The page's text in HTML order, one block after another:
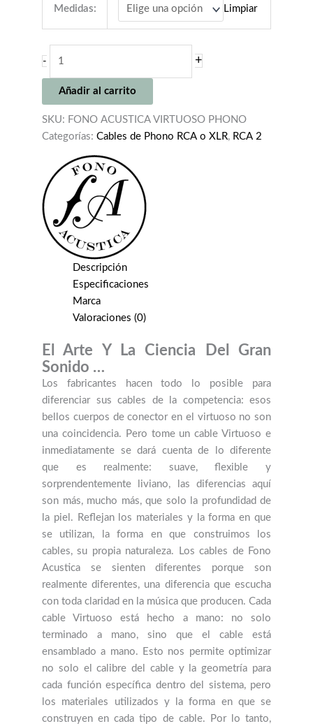
Medidas: Limpiar
-
VIRTUOSO
RCA
-
cantidad
+
Añadir al carrito
SKU: FONO ACUSTICA VIRTUOSO PHONO
Categorías: Cables de Phono RCA o XLR, RCA 2
Descripción
Especificaciones
Marca
Valoraciones (0)
El Arte Y La Ciencia Del Gran
Sonido …
Los fabricantes hacen todo lo posible para
diferenciar sus cables de la competencia: esos
bellos cuerpos de conector en el virtuoso no son
una coincidencia. Pero tome un cable Virtuoso e
inmediatamente se dará cuenta de lo diferente
que es realmente: suave, flexible y
sorprendentemente liviano, las diferencias aquí
son más, mucho más, que solo la profundidad de
la piel. Reflejan los materiales y la forma en que
se utilizan, la forma en que construimos los
cables, su propia naturaleza. Los cables de Fono
Acustica se sienten diferentes porque son
realmente diferentes, una diferencia que escucha
con toda claridad en la música que producen. Cada
cable Virtuoso está hecho a mano: no solo
terminado a mano, sino que el cable está
ensamblado a mano. Esto nos permite optimizar
no solo el calibre del cable y la geometría para
cada función específica dentro del sistema, pero
los materiales utilizados y la forma en que se
construyen en cada tipo de cable. Por lo tanto,